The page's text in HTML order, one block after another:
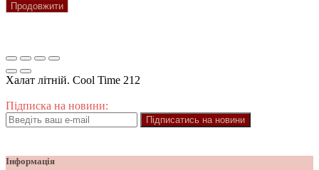
Продовжити
Халат літній. Cool Time 212
Підписка на новини:
Підписатись на новини
Інформація